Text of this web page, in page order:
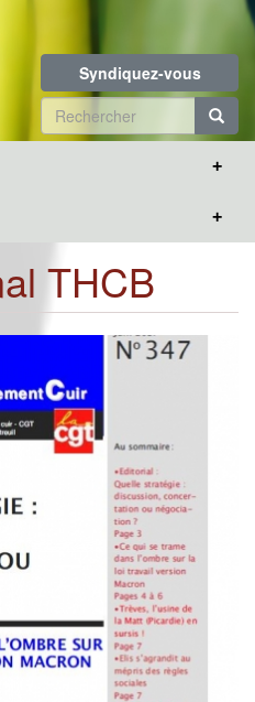
Syndiquez-vous
Formulaire
de
THCB